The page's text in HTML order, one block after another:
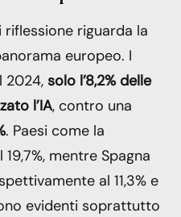
riguarda la
europeo. I
2024, solo l’8,2% delle
l’IA, contro una
. Paesi come la
mentre Spagna
al 11,3% e
evidenti soprattutto